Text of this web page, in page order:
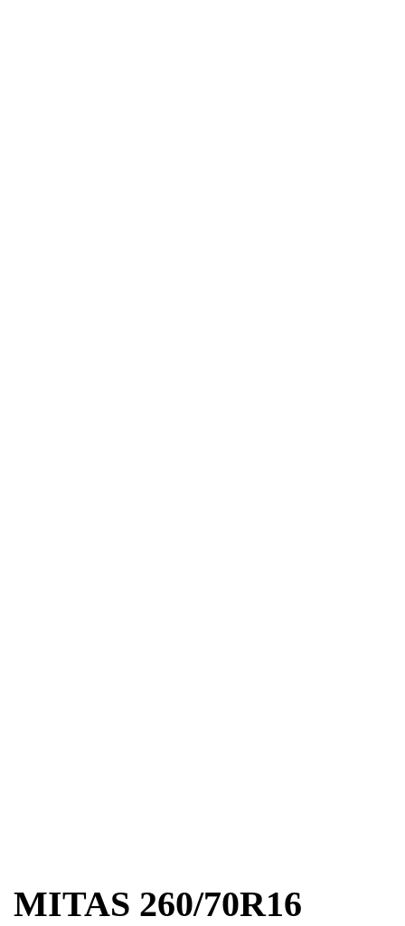
MITAS 260/70R16